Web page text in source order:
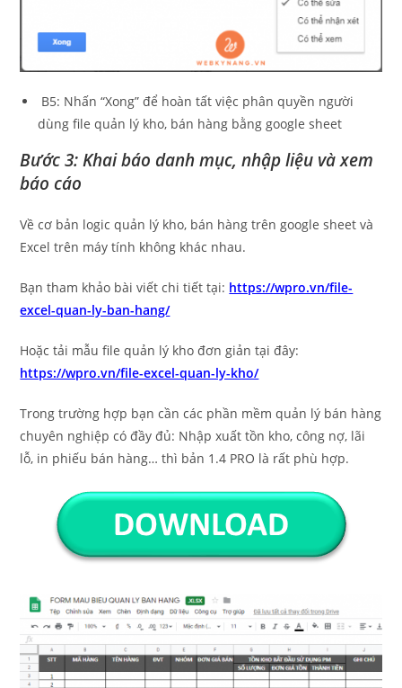
B5: Nhấn “Xong” để hoàn tất việc phân quyền người
dùng file quản lý kho, bán hàng bằng google sheet
Bước 3: Khai báo danh mục, nhập liệu và xem
báo cáo
Về cơ bản logic quản lý kho, bán hàng trên google sheet và
Excel trên máy tính không khác nhau.
Bạn tham khảo bài viết chi tiết tại: https://wpro.vn/file-
excel-quan-ly-ban-hang/
Hoặc tải mẫu file quản lý kho đơn giản tại đây:
https://wpro.vn/file-excel-quan-ly-kho/
Trong trường hợp bạn cần các phần mềm quản lý bán hàng
chuyên nghiệp có đầy đủ: Nhập xuất tồn kho, công nợ, lãi
lỗ, in phiếu bán hàng… thì bản 1.4 PRO là rất phù hợp.